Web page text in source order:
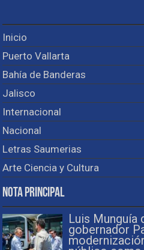
Inicio
Puerto Vallarta
Bahía de Banderas
Jalisco
Internacional
Nacional
Letras Saumerias
Arte Ciencia y Cultura
Nota Principal
Luis Munguía
gobernador